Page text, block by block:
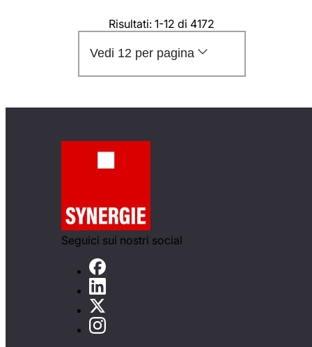
Risultati: 1-12 di 4172
Vedi 12 per pagina
Seguici sui nostri social